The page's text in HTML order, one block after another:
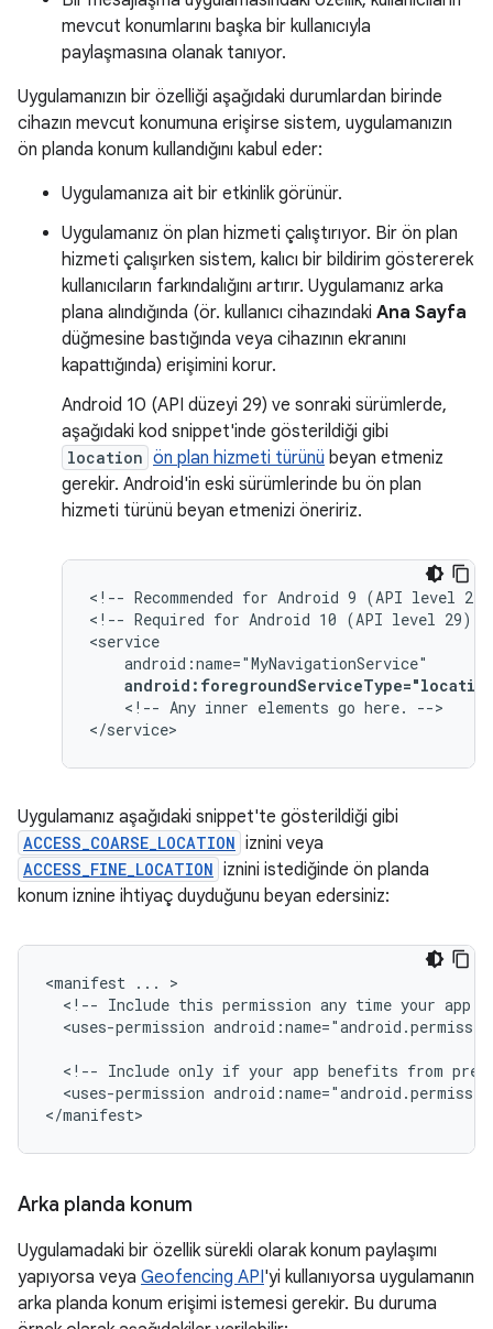
mevcut konumlarını başka bir kullanıcıyla
paylaşmasına olanak tanıyor.
Uygulamanızın bir özelliği aşağıdaki durumlardan birinde
cihazın mevcut konumuna erişirse sistem, uygulamanızın
ön planda konum kullandığını kabul eder:
Uygulamanıza ait bir etkinlik görünür.
Uygulamanız ön plan hizmeti çalıştırıyor. Bir ön plan
hizmeti çalışırken sistem, kalıcı bir bildirim göstererek
kullanıcıların farkındalığını artırır. Uygulamanız arka
plana alındığında (ör. kullanıcı cihazındaki Ana Sayfa
düğmesine bastığında veya cihazının ekranını
kapattığında) erişimini korur.
Android 10 (API düzeyi 29) ve sonraki sürümlerde,
aşağıdaki kod snippet'inde gösterildiği gibi
location ön plan hizmeti türünü beyan etmeniz
gerekir. Android'in eski sürümlerinde bu ön plan
hizmeti türünü beyan etmenizi öneririz.
<!-- Recommended for Android 9 (API level 28)
<!-- Required for Android 10 (API level 29)
<!-- Any inner elements go here.
-->
</service>
Uygulamanız aşağıdaki snippet'te gösterildiği gibi
ACCESS_COARSE_LOCATION iznini veya
ACCESS_FINE_LOCATION iznini istediğinde ön planda
konum iznine ihtiyaç duyduğunu beyan edersiniz:
<manifest ...
<!-- Include this permission any time your app
<uses-permission
<!-- Include only if your app benefits from
<uses-permission
</manifest>
Arka planda konum
Uygulamadaki bir özellik sürekli olarak konum paylaşımı
yapıyorsa veya Geofencing API'yi kullanıyorsa uygulamanın
arka planda konum erişimi istemesi gerekir. Bu duruma